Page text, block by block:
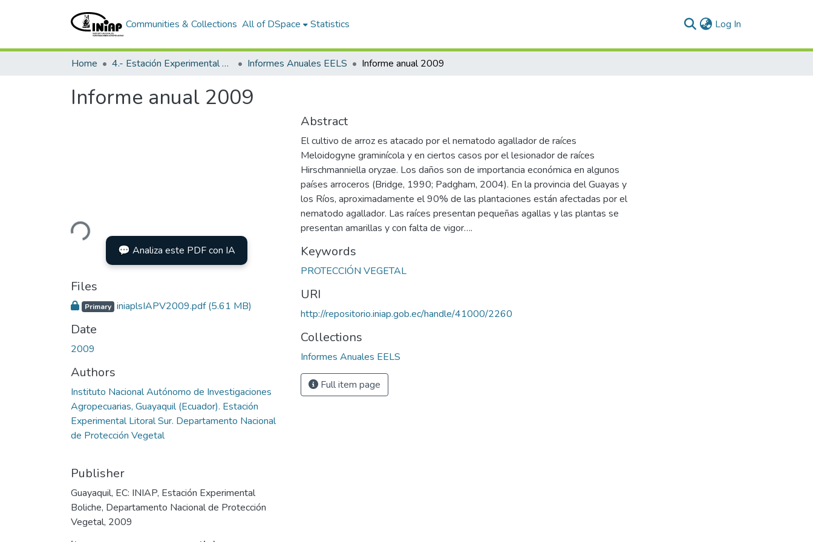
Communities & Collections All of DSpace Statistics Log In
Home 4.- Estación Experimental Litoral Sur Informes Anuales EELS Informe anual 2009
Informe anual 2009
Loading...
💬 Analiza este PDF con IA
Files
Primary iniaplsIAPV2009.pdf(5.61 MB)
Date
2009
Authors
Instituto Nacional Autónomo de Investigaciones
Agropecuarias, Guayaquil (Ecuador). Estación
Experimental Litoral Sur. Departamento Nacional
de Protección Vegetal
Publisher
Guayaquil, EC: INIAP, Estación Experimental
Boliche, Departamento Nacional de Protección
Vegetal, 2009
Abstract
El cultivo de arroz es atacado por el nematodo agallador de raíces
Meloidogyne graminícola y en ciertos casos por el lesionador de raíces
Hirschmanniella oryzae. Los daños son de importancia económica en algunos
países arroceros (Bridge, 1990; Padgham, 2004). En la provincia del Guayas y
los Ríos, aproximadamente el 90% de las plantaciones están afectadas por el
nematodo agallador. Las raíces presentan pequeñas agallas y las plantas se
presentan amarillas y con falta de vigor….
Keywords
PROTECCIÓN VEGETAL
URI
http://repositorio.iniap.gob.ec/handle/41000/2260
Collections
Informes Anuales EELS
Full item page